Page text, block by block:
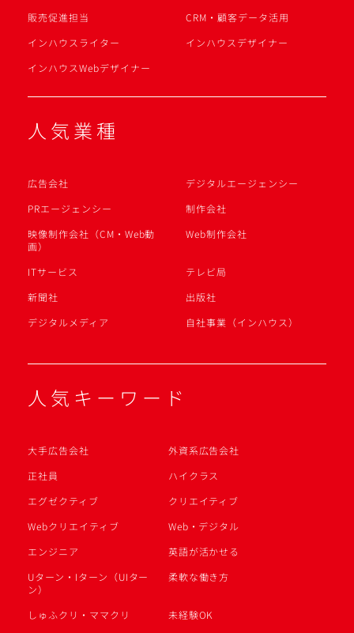
販売促進担当
CRM・顧客データ活用
インハウスライター
インハウスデザイナー
インハウスWebデザイナー
人気業種
広告会社
デジタルエージェンシー
PRエージェンシー
制作会社
映像制作会社（CM・Web動
画）
Web制作会社
ITサービス
テレビ局
新聞社
出版社
デジタルメディア
自社事業（インハウス）
人気キーワード
大手広告会社
外資系広告会社
正社員
ハイクラス
エグゼクティブ
クリエイティブ
Webクリエイティブ
Web・デジタル
エンジニア
英語が活かせる
Uターン・Iターン（UIター
ン）
柔軟な働き方
しゅふクリ・ママクリ
未経験OK